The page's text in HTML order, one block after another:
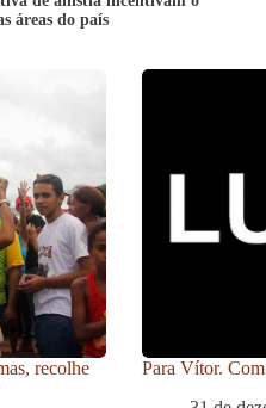
áreas do país
recolhe
Para Vítor.